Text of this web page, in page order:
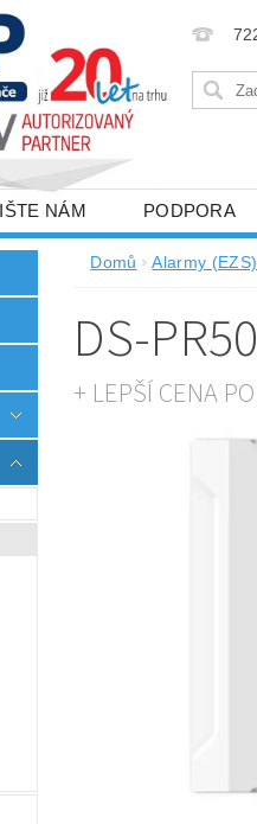
NÁM PODPORA
Domů Alarmy (EZS)
DS-
+ LEPŠÍ CENA